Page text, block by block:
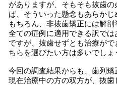
がありますが、そもそも抜歯
ば、そういった懸念もあらかじ
もちろん、非抜歯矯正には解剖
全ての症例に適用できる訳では
ですが、抜歯せずとも治療が
ちらを選びたい方は多いでしょ
今回の調査結果からも、歯列
現在治療中の方の双方が、抜